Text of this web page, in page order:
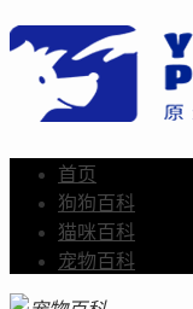
首页
狗狗百科
猫咪百科
宠物百科